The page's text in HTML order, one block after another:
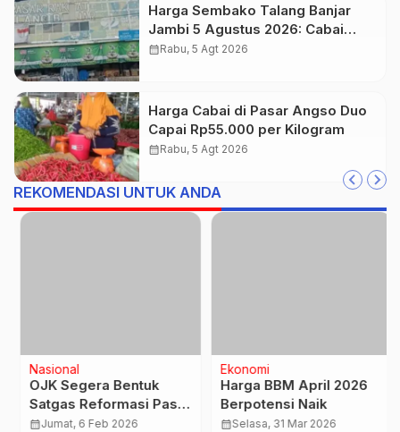
Harga Sembako Talang Banjar
Jambi 5 Agustus 2026: Cabai
Rawit Merah Naik Jadi Rp55 Ribu
calendar_monthRabu, 5 Agt 2026
Harga Cabai di Pasar Angso Duo
Capai Rp55.000 per Kilogram
calendar_monthRabu, 5 Agt 2026
REKOMENDASI UNTUK ANDA
Nasional
OJK Segera Bentuk
Satgas Reformasi Pasar
Modal
calendar_monthJumat, 6 Feb 2026
Ekonomi
Harga BBM April 2026
Berpotensi Naik
calendar_monthSelasa, 31 Mar 2026